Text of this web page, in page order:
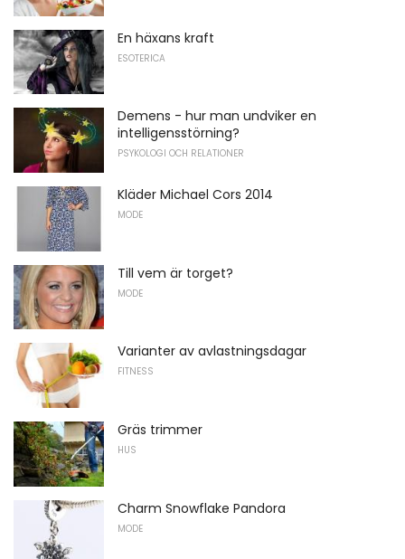
En häxans kraft
ESOTERICA
Demens - hur man undviker en
intelligensstörning?
PSYKOLOGI OCH RELATIONER
Kläder Michael Cors 2014
MODE
Till vem är torget?
MODE
Varianter av avlastningsdagar
FITNESS
Gräs trimmer
HUS
Charm Snowflake Pandora
MODE